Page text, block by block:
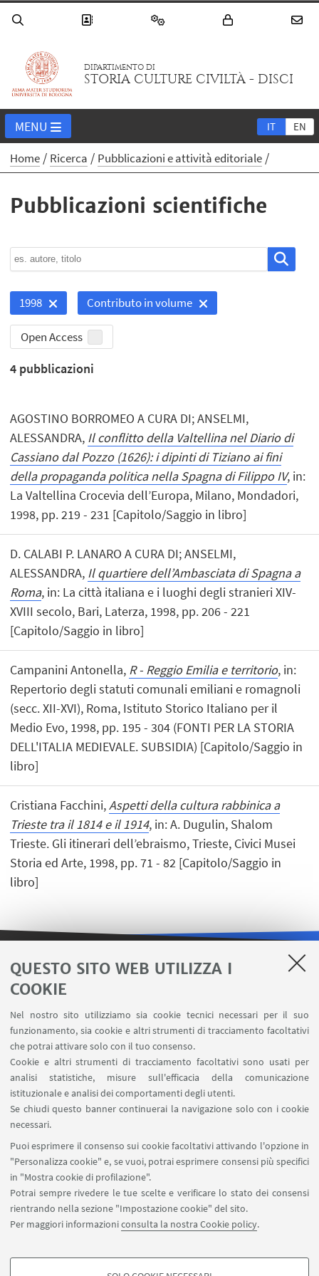
QUESTO SITO WEB UTILIZZA I
COOKIE
Nel nostro sito utilizziamo sia cookie tecnici necessari per il suo
funzionamento, sia cookie e altri strumenti di tracciamento facoltativi
che potrai attivare solo con il tuo consenso.
Cookie e altri strumenti di tracciamento facoltativi sono usati per
analisi statistiche, misure sull'efficacia della comunicazione
istituzionale e analisi dei comportamenti degli utenti.
Se chiudi questo banner continuerai la navigazione solo con i cookie
necessari.
Puoi esprimere il consenso sui cookie facoltativi attivando l'opzione in
"Personalizza cookie" e, se vuoi, potrai esprimere consensi più specifici
in "Mostra cookie di profilazione".
Potrai sempre rivedere le tue scelte e verificare lo stato dei consensi
rientrando nella sezione "Impostazione cookie" del sito.
Per maggiori informazioniconsulta la nostra Cookie policy.
DIPARTIMENTO DI
STORIA CULTURE CIVILTÀ - DISCI
IT EN
MENU
Home Ricerca Pubblicazioni e attività editoriale
Pubblicazioni scientifiche
1998 Contributo in volume
Open Access
4 pubblicazioni
AGOSTINO BORROMEO A CURA DI; ANSELMI,
ALESSANDRA, Il conflitto della Valtellina nel Diario di
Cassiano dal Pozzo (1626): i dipinti di Tiziano ai fini
della propaganda politica nella Spagna di Filippo IV, in:
La Valtellina Crocevia dell’Europa, Milano, Mondadori,
1998, pp. 219 - 231 [Capitolo/Saggio in libro]
D. CALABI P. LANARO A CURA DI; ANSELMI,
ALESSANDRA, Il quartiere dell’Ambasciata di Spagna a
Roma, in: La città italiana e i luoghi degli stranieri XIV-
XVIII secolo, Bari, Laterza, 1998, pp. 206 - 221
[Capitolo/Saggio in libro]
Campanini Antonella, R - Reggio Emilia e territorio, in:
Repertorio degli statuti comunali emiliani e romagnoli
(secc. XII-XVI), Roma, Istituto Storico Italiano per il
Medio Evo, 1998, pp. 195 - 304 (FONTI PER LA STORIA
DELL'ITALIA MEDIEVALE. SUBSIDIA) [Capitolo/Saggio in
libro]
Cristiana Facchini,Aspetti della cultura rabbinica a
Trieste tra il 1814 e il 1914, in: A. Dugulin, Shalom
Trieste. Gli itinerari dell’ebraismo, Trieste, Civici Musei
Storia ed Arte, 1998, pp. 71 - 82 [Capitolo/Saggio in
libro]
LINK UTILI
Contatti
Carta dei servizi
SEGUI IL DIPARTIMENTO SU:
SEGUI UNIBO SU:
APP: